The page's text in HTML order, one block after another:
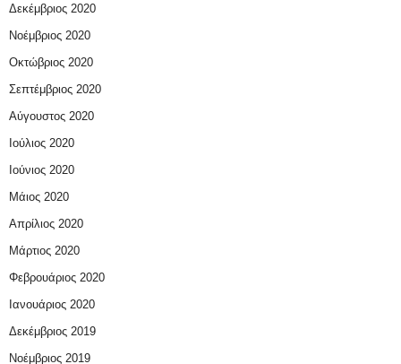
Δεκέμβριος 2020
Νοέμβριος 2020
Οκτώβριος 2020
Σεπτέμβριος 2020
Αύγουστος 2020
Ιούλιος 2020
Ιούνιος 2020
Μάιος 2020
Απρίλιος 2020
Μάρτιος 2020
Φεβρουάριος 2020
Ιανουάριος 2020
Δεκέμβριος 2019
Νοέμβριος 2019